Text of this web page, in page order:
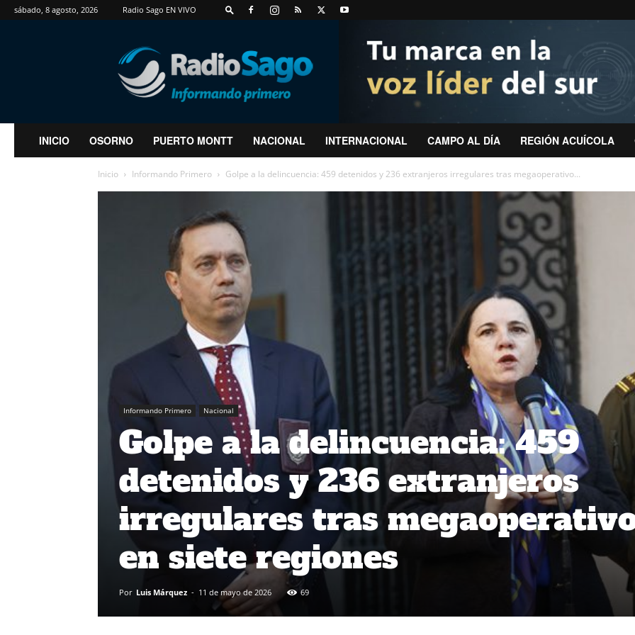
sábado, 8 agosto, 2026 Radio Sago EN VIVO
RadioSago
INICIO OSORNO PUERTO MONTT NACIONAL INTERNACIONAL CAMPO AL DÍA REGIÓN ACUÍCOLA
Inicio Informando Primero Golpe a la delincuencia: 459 detenidos y 236 extranjeros irregulares tras megaoperativo...
Informando Primero Nacional
Golpe a la delincuencia: 459
detenidos y 236 extranjeros
irregulares tras
en siete regiones
Por Luis Márquez - 11 de mayo de 2026 69